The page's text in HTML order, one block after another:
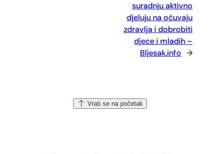
suradnju aktivno
djeluju na očuvaju
zdravlja i dobrobiti
djece i mladih –
Bljesak.info →
Vrati se na početak